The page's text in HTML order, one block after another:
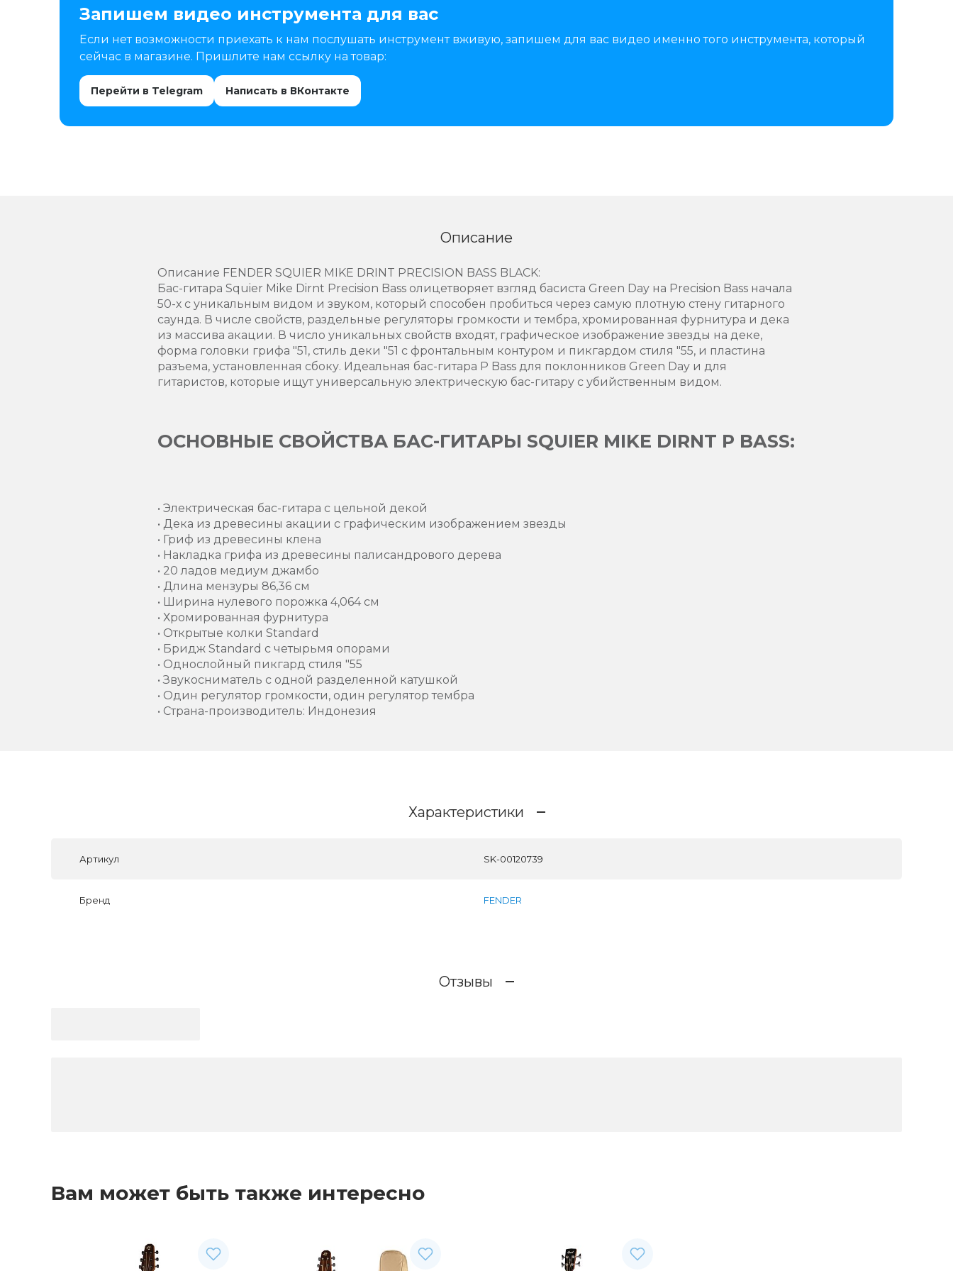
Запишем видео инструмента для вас
Если нет возможности приехать к нам послушать инструмент вживую, запишем для вас видео именно того инструмента, который
сейчас в магазине. Пришлите нам ссылку на товар:
Перейти в Telegram Написать в ВКонтакте
Описание
Описание FENDER SQUIER MIKE DRINT PRECISION BASS BLACK:
Бас-гитара Squier Mike Dirnt Precision Bass олицетворяет взгляд басиста Green Day на Precision Bass начала
50-х с уникальным видом и звуком, который способен пробиться через самую плотную стену гитарного
саунда. В числе свойств, раздельные регуляторы громкости и тембра, хромированная фурнитура и дека
из массива акации. В число уникальных свойств входят, графическое изображение звезды на деке,
форма головки грифа "51, стиль деки "51 с фронтальным контуром и пикгардом стиля "55, и пластина
разъема, установленная сбоку. Идеальная бас-гитара P Bass для поклонников Green Day и для
гитаристов, которые ищут универсальную электрическую бас-гитару с убийственным видом.
ОСНОВНЫЕ СВОЙСТВА БАС-ГИТАРЫ SQUIER MIKE DIRNT P BASS:
• Электрическая бас-гитара с цельной декой
• Дека из древесины акации с графическим изображением звезды
• Гриф из древесины клена
• Накладка грифа из древесины палисандрового дерева
• 20 ладов медиум джамбо
• Длина мензуры 86,36 см
• Ширина нулевого порожка 4,064 см
• Хромированная фурнитура
• Открытые колки Standard
• Бридж Standard с четырьмя опорами
• Однослойный пикгард стиля "55
• Звукосниматель с одной разделенной катушкой
• Один регулятор громкости, один регулятор тембра
• Страна-производитель: Индонезия
Характеристики
Артикул SK-00120739
Бренд FENDER
Отзывы
Вам может быть также интересно